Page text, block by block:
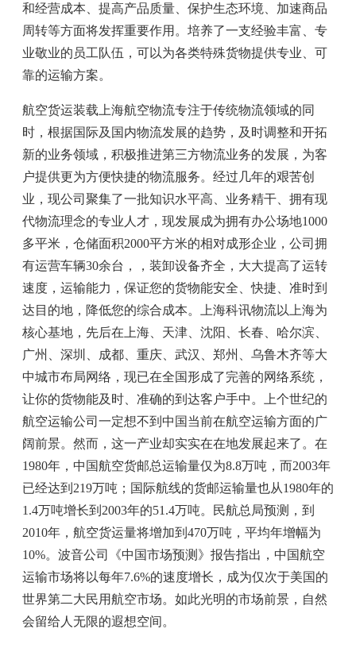
和经营成本、提高产品质量、保护生态环境、加速商品
周转等方面将发挥重要作用。培养了一支经验丰富、专
业敬业的员工队伍，可以为各类特殊货物提供专业、可
靠的运输方案。
航空货运装载上海航空物流专注于传统物流领域的同
时，根据国际及国内物流发展的趋势，及时调整和开拓
新的业务领域，积极推进第三方物流业务的发展，为客
户提供更为方便快捷的物流服务。经过几年的艰苦创
业，现公司聚集了一批知识水平高、业务精干、拥有现
代物流理念的专业人才，现发展成为拥有办公场地1000
多平米，仓储面积2000平方米的相对成形企业，公司拥
有运营车辆30余台，，装卸设备齐全，大大提高了运转
速度，运输能力，保证您的货物能安全、快捷、准时到
达目的地，降低您的综合成本。上海科讯物流以上海为
核心基地，先后在上海、天津、沈阳、长春、哈尔滨、
广州、深圳、成都、重庆、武汉、郑州、乌鲁木齐等大
中城市布局网络，现已在全国形成了完善的网络系统，
让你的货物能及时、准确的到达客户手中。上个世纪的
航空运输公司一定想不到中国当前在航空运输方面的广
阔前景。然而，这一产业却实实在在地发展起来了。在
1980年，中国航空货邮总运输量仅为8.8万吨，而2003年
已经达到219万吨；国际航线的货邮运输量也从1980年的
1.4万吨增长到2003年的51.4万吨。民航总局预测，到
2010年，航空货运量将增加到470万吨，平均年增幅为
10%。波音公司《中国市场预测》报告指出，中国航空
运输市场将以每年7.6%的速度增长，成为仅次于美国的
世界第二大民用航空市场。如此光明的市场前景，自然
会留给人无限的遐想空间。